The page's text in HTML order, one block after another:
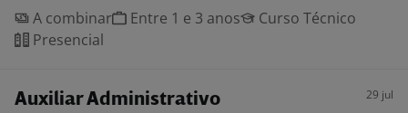
A combinar
Entre 1 e 3 anos
Curso Técnico
Presencial
Auxiliar Administrativo 29 jul